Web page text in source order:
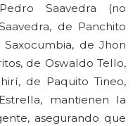
Saavedra (no
de Panchito
de Jhon
de Oswaldo Tello,
de Paquito Tineo,
mantienen la
asegurando que